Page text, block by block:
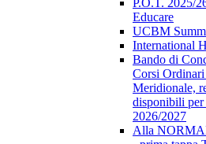
P.O.T. 2025/
Educare
UCBM
International
Bando di
Corsi
Meridionale,
disponibili per
2026/2027
Alla